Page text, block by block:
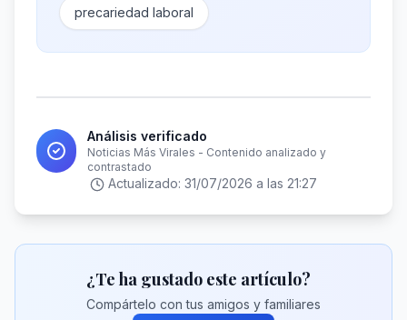
precariedad laboral
Análisis verificado
Noticias Más Virales - Contenido analizado y
contrastado
Actualizado: 31/07/2026 a las 21:27
¿Te ha gustado este artículo?
Compártelo con tus amigos y familiares